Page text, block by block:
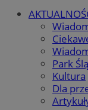
Park
Kultura
Dla